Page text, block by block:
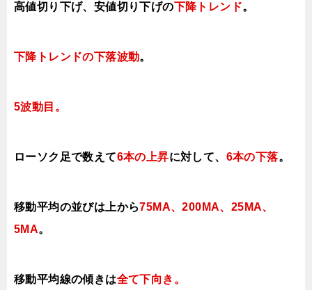
高値切り下げ、安値切り下げの下降トレンド。
下降トレンドの下落波動。
5波動目。
ローソク足で数えて6本の上昇に対して、 6本の下落。
移動平均の並びは上から75MA、200MA、25MA、
5MA。
移動平均線の傾きは全て下向き。